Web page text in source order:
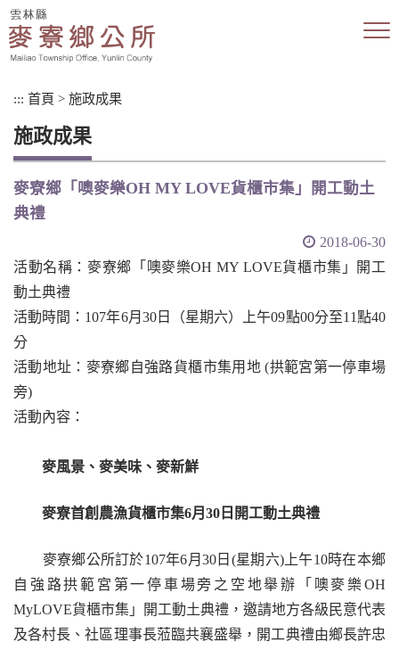
跳
到
主
::: 首頁 > 施政成果
施政成果
麥寮鄉「噢麥樂OH MY LOVE貨櫃市集」開工動土
典禮
2018-06-30
活動名稱：麥寮鄉「噢麥樂OH MY LOVE貨櫃市集」開工
動土典禮
活動時間：107年6月30日（星期六）上午09點00分至11點40
分
活動地址：麥寮鄉自強路貨櫃市集用地 (拱範宮第一停車場
旁)
活動內容：
麥風景、麥美味、麥新鮮
麥寮首創農漁貨櫃市集6月30日開工動土典禮
麥寮鄉公所訂於107年6月30日(星期六)上午10時在本鄉
自強路拱範宮第一停車場旁之空地舉辦「噢麥樂OH
MyLOVE貨櫃市集」開工動土典禮，邀請地方各級民意代表
及各村長、社區理事長蒞臨共襄盛舉，開工典禮由鄉長許忠